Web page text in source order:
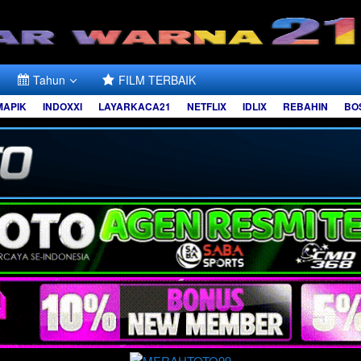
Tahun FILM TERBAIK
INDOXXI LAYARKACA21 NETFLIX IDLIX REBAHIN